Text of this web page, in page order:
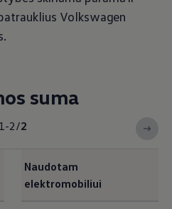
Volkswagen
suma
1-2/2
Naudotam
elektromobiliui